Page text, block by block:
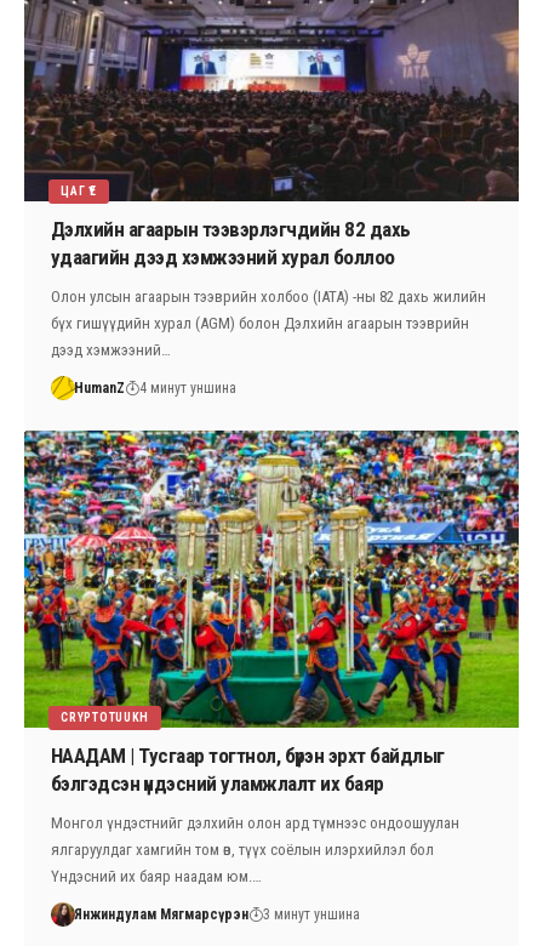
ЦАГ ҮЕ
Дэлхийн агаарын тээвэрлэгчдийн 82 дахь
удаагийн дээд хэмжээний хурал боллоо
Олон улсын агаарын тээврийн холбоо (IATA) -ны 82 дахь жилийн
бүх гишүүдийн хурал (AGM) болон Дэлхийн агаарын тээврийн
дээд хэмжээний…
HumanZ 4 минут уншина
CRYPTOTUUKH
НААДАМ | Тусгаар тогтнол, бүрэн эрхт байдлыг
бэлгэдсэн үндэсний уламжлалт их баяр
Монгол үндэстнийг дэлхийн олон ард түмнээс ондоошуулан
ялгаруулдаг хамгийн том өв, түүх соёлын илэрхийлэл бол
Үндэсний их баяр наадам юм.…
Янжиндулам Мягмарсүрэн 3 минут уншина